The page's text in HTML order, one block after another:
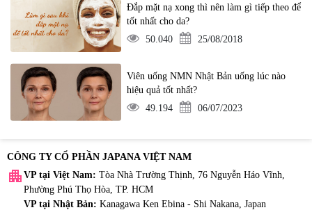
Đắp mặt nạ xong thì nên làm gì tiếp theo để
tốt nhất cho da?
50.040
25/08/2018
Viên uống NMN Nhật Bản uống lúc nào
hiệu quả tốt nhất?
49.194
06/07/2023
CÔNG TY CỔ PHẦN JAPANA VIỆT NAM
apartment VP tại Việt Nam: Tòa Nhà Trường Thịnh, 76 Nguyễn Háo Vĩnh,
Phường Phú Thọ Hòa, TP. HCM
VP tại Nhật Bản: Kanagawa Ken Ebina - Shi Nakana, Japan